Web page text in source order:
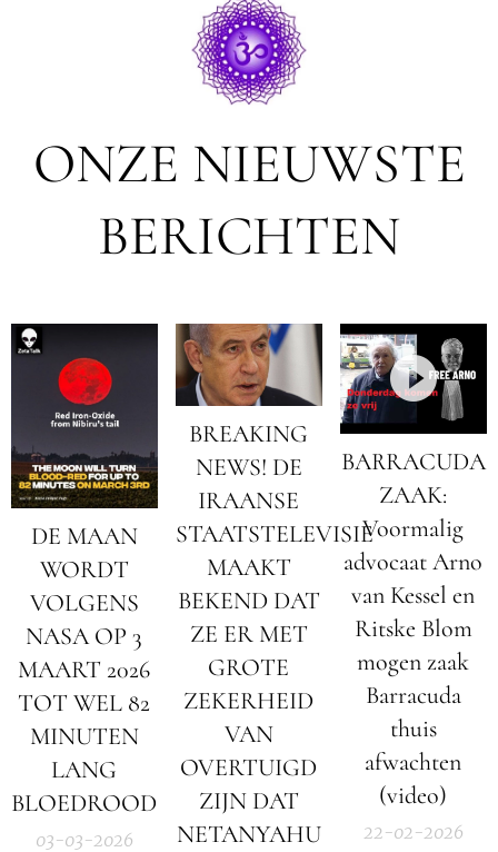
ONZE NIEUWSTE
BERICHTEN
DE MAAN
WORDT
VOLGENS
NASA OP 3
MAART 2026
TOT WEL 82
MINUTEN
LANG
BLOEDROOD
03-03-2026
BREAKING
NEWS! DE
IRAANSE
STAATSTELEVISIE
MAAKT
BEKEND DAT
ZE ER MET
GROTE
ZEKERHEID
VAN
OVERTUIGD
ZIJN DAT
NETANYAHU
BARRACUDA
ZAAK:
Voormalig
advocaat Arno
van Kessel en
Ritske Blom
mogen zaak
Barracuda
thuis
afwachten
(video)
22-02-2026